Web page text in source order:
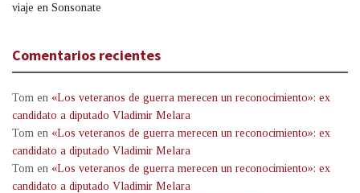
viaje en Sonsonate
Comentarios recientes
Tom en «Los veteranos de guerra merecen un reconocimiento»: ex
candidato a diputado Vladimir Melara
Tom en «Los veteranos de guerra merecen un reconocimiento»: ex
candidato a diputado Vladimir Melara
Tom en «Los veteranos de guerra merecen un reconocimiento»: ex
candidato a diputado Vladimir Melara